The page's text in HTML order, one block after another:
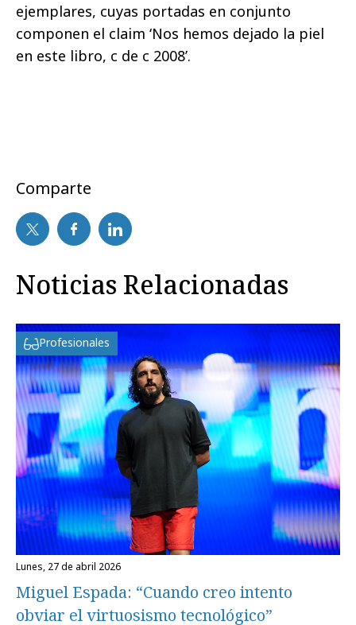
ejemplares, cuyas portadas en conjunto
componen el claim ‘Nos hemos dejado la piel
en este libro, c de c 2008’.
Comparte
Noticias Relacionadas
Profesionales
lunes, 27 de abril 2026
Miguel Espada: “Cuando creo intento
obviar el virtuosismo tecnológico”